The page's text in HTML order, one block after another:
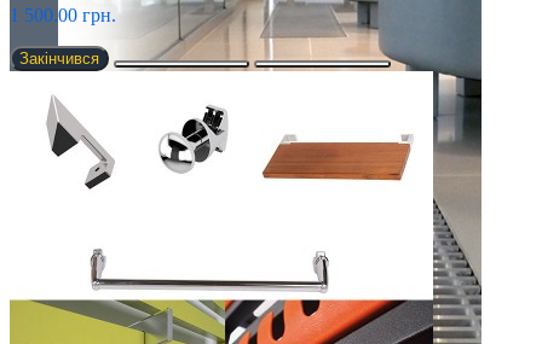
1 500.00 грн.
Закінчився